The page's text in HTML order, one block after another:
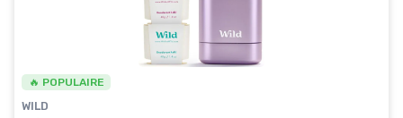
🔥 POPULAIRE
WILD